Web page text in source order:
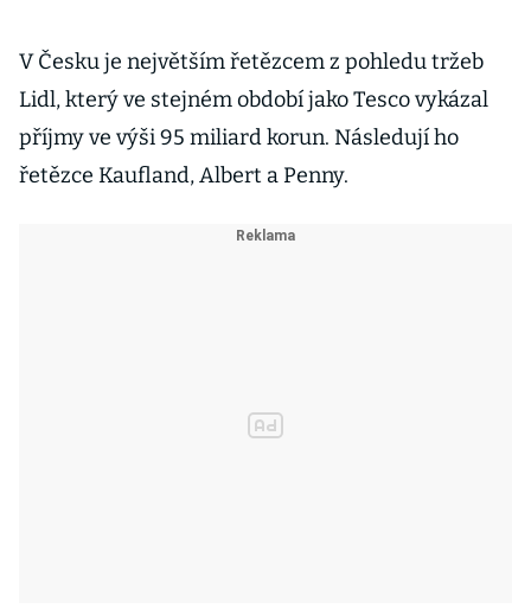
V Česku je největším řetězcem z pohledu tržeb
Lidl, který ve stejném období jako Tesco vykázal
příjmy ve výši 95 miliard korun. Následují ho
řetězce Kaufland, Albert a Penny.